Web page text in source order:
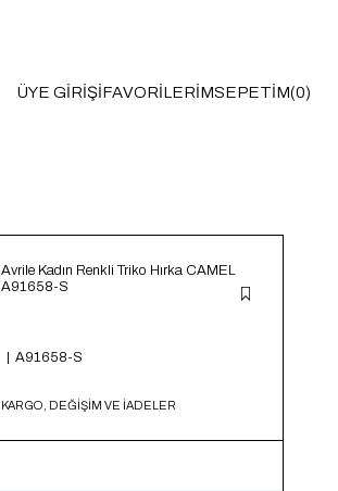
ÜYE GIRIŞIFAVORILERIMSEPETIM 0
Avrile Kadın Renkli Triko Hırka CAMEL
A91658-S
A91658-S
KARGO, DEĞİŞİM VE İADELER